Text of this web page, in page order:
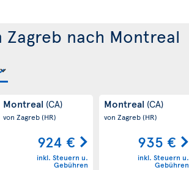
nach Montreal
Montreal (CA)
von Zagreb(HR)
924 €
inkl. Steuern u.
Gebühren
Montreal (CA)
von Zagreb(HR)
935 €
inkl. Steuern u.
Gebühren